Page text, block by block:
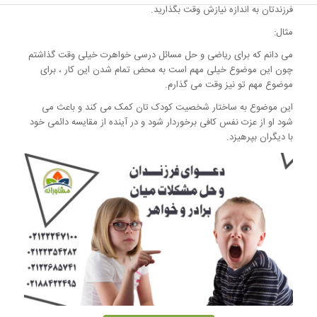
فرزندتان به اندازه نیازش وقت بگذارید.
مثال:
می دانم که برای ریاضی و حل مسائل درسی خواهرت خیلی وقت گذاشتم
چون این موضوع خیلی مهم است به محض تمام شدن این کار ، برای
موضوع مهم تو نیز وقت می گذارم.
این موضوع به ساختار شخصیت کودک تان کمک می کند و باعث می
شود او از عزت نفس کافی برخوردار شود و در آینده از مقایسه دائمی خود
با دیگران بپرهیزد.